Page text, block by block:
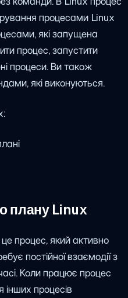
процесами Linux
які запущена
процес, запустити
процеси. Ви також
які виконуються.
плану Linux
процес, який активно
постійної взаємодії з
Коли працює процес
процесів